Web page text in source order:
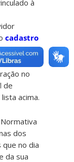
à
cadastro
no
de
acima.
dos
no dia
da sua